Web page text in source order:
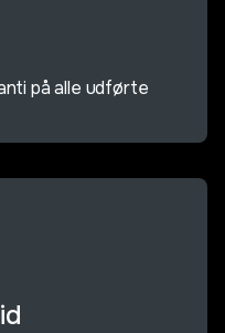
på alle udførte